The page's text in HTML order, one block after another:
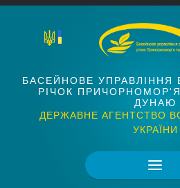
БАСЕЙНОВЕ УПРАВЛІННЯ
РІЧОК
ДУНАЮ
ДЕРЖАВНЕ АГЕНТСТВО
УКРАЇНИ